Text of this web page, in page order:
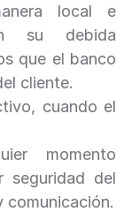
local e
su debida
que el banco
cliente.
cuando el
momento
seguridad del
comunicación.